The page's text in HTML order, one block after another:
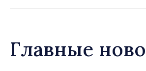
Главные